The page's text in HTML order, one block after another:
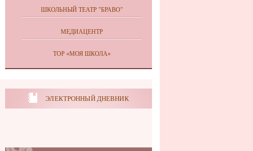
ШКОЛЬНЫЙ ТЕАТР "БРАВО"
МЕДИАЦЕНТР
ТОР «МОЯ ШКОЛА»
ЭЛЕКТРОННЫЙ ДНЕВНИК